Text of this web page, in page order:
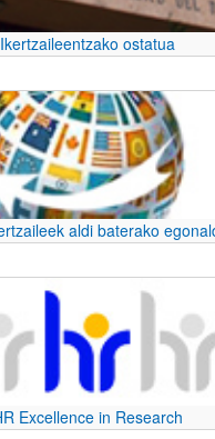
Ikertzaileentzako ostatua
aldi baterako
Excellence in Research